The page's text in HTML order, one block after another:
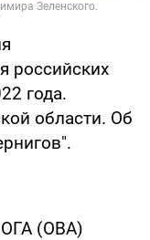
российских
года.
области. Об
ОГА (ОВА)